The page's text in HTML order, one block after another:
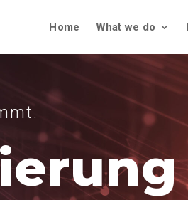
Home What we do